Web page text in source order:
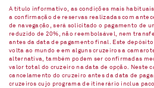
A título informativo, as condições mais
a confirmação de reservas realizadas com
de navegação, será solicitado o pagamento de
reduzido de 20%, não reembolsável, nem
antes da data de pagamento final. Este
volta ao mundo e em alguns cruzeiros a
alternativa, também podem ser confirmadas
valor total do cruzeiro na data de opção. Neste
cancelamento do cruzeiro antes da data de
cruzeiros cujo programa de itinerário inclua